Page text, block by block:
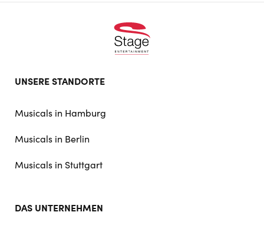
UNSERE STANDORTE
Musicals in Hamburg
Musicals in Berlin
Musicals in Stuttgart
DAS UNTERNEHMEN